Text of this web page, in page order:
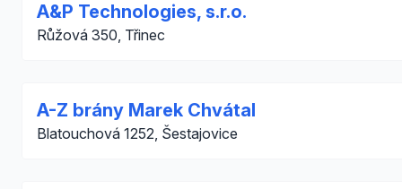
A&P Technologies, s.r.o.
Růžová 350, Třinec
A-Z brány Marek Chvátal
Blatouchová 1252, Šestajovice